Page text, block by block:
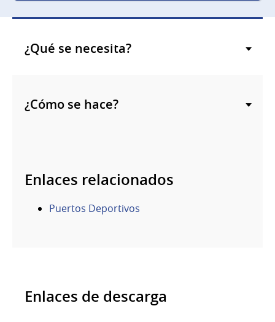
¿Qué se necesita?
¿Cómo se hace?
Enlaces relacionados
Puertos Deportivos
Enlaces de descarga